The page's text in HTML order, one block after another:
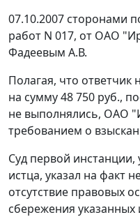
07.10.2007 сторонами
работ N 017, от ОАО
Фадеевым А.В.
Полагая, что ответчик
на сумму 48 750 руб.,
не выполнялись, ОАО
требованием о
Суд первой инстанции,
истца, указал на факт
отсутствие правовых
сбережения